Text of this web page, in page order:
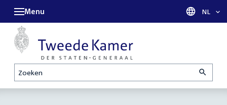
Zoeken
Menu Taal
NL